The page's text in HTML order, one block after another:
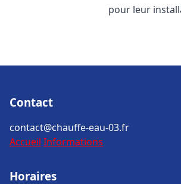
pour leur
Contact
contact@chauffe-eau-03.fr
Accueil Informations
Horaires